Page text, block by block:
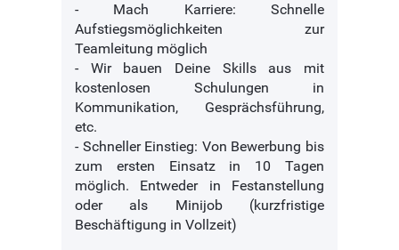
- Mach Karriere: Schnelle
Aufstiegsmöglichkeiten zur
Teamleitung möglich
- Wir bauen Deine Skills aus mit
kostenlosen Schulungen in
Kommunikation, Gesprächsführung,
etc.
- Schneller Einstieg: Von Bewerbung bis
zum ersten Einsatz in 10 Tagen
möglich. Entweder in Festanstellung
oder als Minijob (kurzfristige
Beschäftigung in Vollzeit)